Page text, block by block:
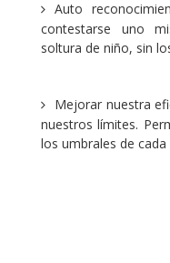
Auto
contestarse uno
soltura de niño, sin
Mejorar nuestra
nuestros límites.
los umbrales de cada